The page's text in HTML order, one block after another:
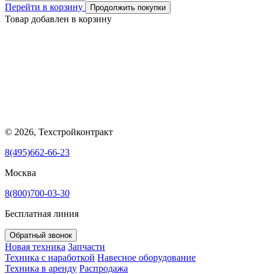
Перейти в корзину Продолжить покупки
Товар добавлен в корзину
© 2026, Техстройконтракт
8(495)662-66-23
Москва
8(800)700-03-30
Бесплатная линия
Обратный звонок
Новая техника Запчасти
Техника с наработкой Навесное оборудование
Техника в аренду Распродажа